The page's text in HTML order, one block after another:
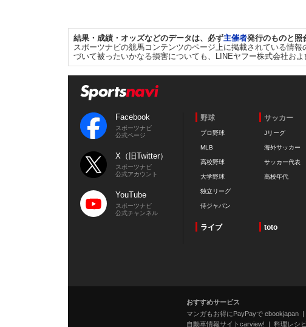
結果・成績・オッズなどのデータは、必ず主催者発行のものと照
スポーツナビの競馬コンテンツのページ上に掲載されている情
づいて被ったいかなる損害についても、LINEヤフー株式会社お
Facebook
スポーツナビ
公式ページ
X（旧Twitter）
スポーツナビ
公式アカウント
YouTube
スポーツナビ
公式チャンネル
野球
プロ野球
MLB
高校野球
大学野球
独立リーグ
侍ジャパン
サッカー
Jリーグ
海外サッカー
サッカー代表
高校年代
ライブ toto
おすすめサービス
マンガもお得にPayPayで ebookjapan
自動車情報サイトcarview!
料理レシ